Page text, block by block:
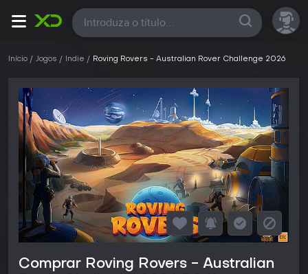
Todas
Início Jogos Indie Roving Rovers - Australian Rover Challenge 2026
Comprar Roving Rovers - Australian